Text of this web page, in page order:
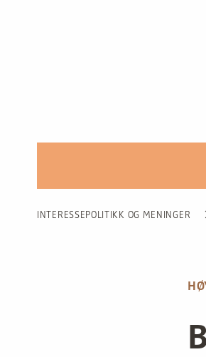
INTERESSEPOLITIKK OG MENINGER